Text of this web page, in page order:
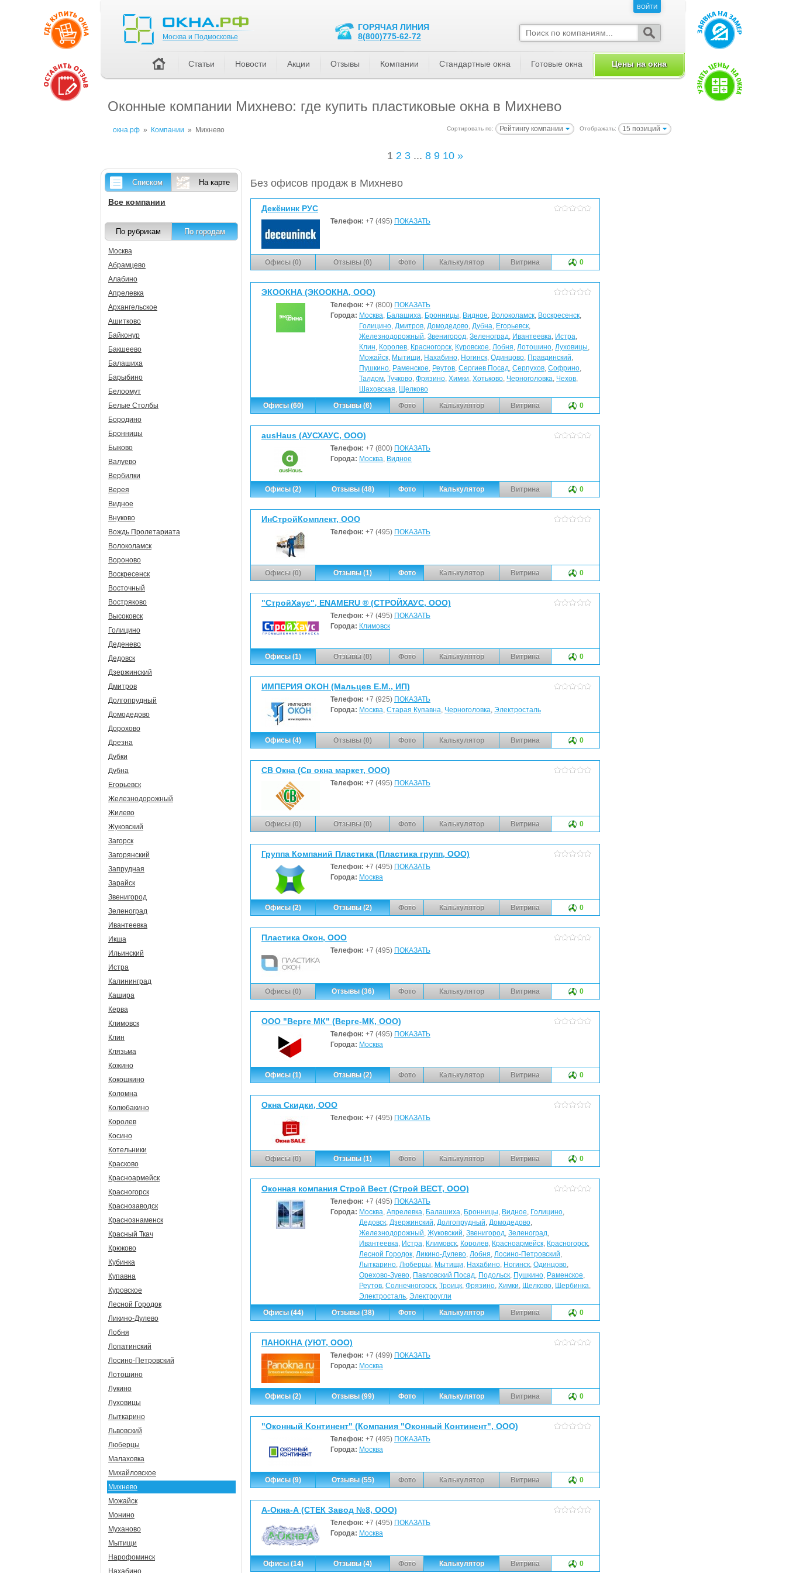
Оконные компании Михнево: где купить пластиковые окна в Михнево
Сортировать по: Рейтингу компании Отображать: 15 позиций
окна.рф » Компании » Михнево
1 2 3 ... 8 9 10 »
Без офисов продаж в Михнево
Декёнинк РУС
Телефон: +7 (495) ПОКАЗАТЬ
Офисы (0) Отзывы (0) Фото Калькулятор Витрина 0
ЭКООКНА (ЭКООКНА, ООО)
Телефон: +7 (800) ПОКАЗАТЬ
Города: Москва, Балашиха, Бронницы, Видное, Волоколамск, Воскресенск,
Голицино, Дмитров, Домодедово, Дубна, Егорьевск,
Железнодорожный, Звенигород, Зеленоград, Ивантеевка, Истра,
Клин, Королев, Красногорск, Куровское, Лобня, Лотошино, Луховицы,
Можайск, Мытищи, Нахабино, Ногинск, Одинцово, Правдинский,
Пушкино, Раменское, Реутов, Сергиев Посад, Серпухов, Софрино,
Талдом, Тучково, Фрязино, Химки, Хотьково, Черноголовка, Чехов,
Шаховская, Щелково
Офисы (60)
Отзывы (6) Фото Калькулятор Витрина 0
ausHaus (АУСХАУС, ООО)
Телефон: +7 (800) ПОКАЗАТЬ
Города: Москва, Видное
Офисы (2) Отзывы (48) Фото Калькулятор Витрина 0
ИнСтройКомплект, ООО
Телефон: +7 (495) ПОКАЗАТЬ
Офисы (0) Отзывы (1) Фото Калькулятор Витрина 0
"СтройХаус", ENAMERU ® (СТРОЙХАУС, ООО)
Телефон: +7 (495) ПОКАЗАТЬ
Города: Климовск
Офисы (1) Отзывы (0) Фото Калькулятор Витрина 0
ИМПЕРИЯ ОКОН (Мальцев Е.М., ИП)
Телефон: +7 (925) ПОКАЗАТЬ
Города: Москва, Старая Купавна, Черноголовка, Электросталь
Офисы (4) Отзывы (0) Фото Калькулятор Витрина 0
СВ Окна (Св окна маркет, ООО)
Телефон: +7 (495) ПОКАЗАТЬ
Офисы (0) Отзывы (0) Фото Калькулятор Витрина 0
Группа Компаний Пластика (Пластика групп, ООО)
Телефон: +7 (495) ПОКАЗАТЬ
Города: Москва
Офисы (2) Отзывы (2) Фото Калькулятор Витрина 0
Пластика Окон, ООО
Телефон: +7 (495) ПОКАЗАТЬ
Офисы (0) Отзывы (36) Фото Калькулятор Витрина 0
ООО "Верге МК" (Верге-МК, ООО)
Телефон: +7 (495) ПОКАЗАТЬ
Города: Москва
Офисы (1) Отзывы (2) Фото Калькулятор Витрина 0
Окна Скидки, ООО
Телефон: +7 (495) ПОКАЗАТЬ
Офисы (0) Отзывы (1) Фото Калькулятор Витрина 0
Оконная компания Строй Вест (Строй ВЕСТ, ООО)
Телефон: +7 (495) ПОКАЗАТЬ
Города: Москва, Апрелевка, Балашиха, Бронницы, Видное, Голицино,
Дедовск, Дзержинский, Долгопрудный, Домодедово,
Железнодорожный, Жуковский, Звенигород, Зеленоград,
Ивантеевка, Истра, Климовск, Королев, Красноармейск, Красногорск,
Лесной Городок, Ликино-Дулево, Лобня, Лосино-Петровский,
Лыткарино, Люберцы, Мытищи, Нахабино, Ногинск, Одинцово,
Орехово-Зуево, Павловский Посад, Подольск, Пушкино, Раменское,
Реутов, Солнечногорск, Троицк, Фрязино, Химки, Щелково, Щербинка,
Электросталь, Электроугли
Офисы (44)
Отзывы (38) Фото Калькулятор Витрина 0
ПАНОКНА (УЮТ, ООО)
Телефон: +7 (499) ПОКАЗАТЬ
Города: Москва
Офисы (2) Отзывы (99) Фото Калькулятор Витрина 0
"Oкoнный Koнтинeнт" (Компания "Оконный Континент", ООО)
Телефон: +7 (495) ПОКАЗАТЬ
Города: Москва
Офисы (9) Отзывы (55) Фото Калькулятор Витрина 0
А-Окна-А (СТЕК Завод №8, ООО)
Телефон: +7 (495) ПОКАЗАТЬ
Города: Москва
Офисы (14) Отзывы (4) Фото Калькулятор Витрина 0
Списком На карте
Все компании
По рубрикам По городам
Москва
Абрамцево
Алабино
Апрелевка
Архангельское
Ашитково
Байконур
Бакшеево
Балашиха
Барыбино
Белоомут
Белые Столбы
Бородино
Бронницы
Быково
Валуево
Вербилки
Верея
Видное
Внуково
Вождь Пролетариата
Волоколамск
Вороново
Воскресенск
Восточный
Востряково
Высоковск
Голицино
Деденево
Дедовск
Дзержинский
Дмитров
Долгопрудный
Домодедово
Дорохово
Дрезна
Дубки
Дубна
Егорьевск
Железнодорожный
Жилево
Жуковский
Загорск
Загорянский
Запрудная
Зарайск
Звенигород
Зеленоград
Ивантеевка
Икша
Ильинский
Истра
Калининград
Кашира
Керва
Климовск
Клин
Клязьма
Кожино
Кокошкино
Коломна
Колюбакино
Королев
Косино
Котельники
Красково
Красноармейск
Красногорск
Краснозаводск
Краснознаменск
Красный Ткач
Крюково
Кубинка
Купавна
Куровское
Лесной Городок
Ликино-Дулево
Лобня
Лопатинский
Лосино-Петровский
Лотошино
Лукино
Луховицы
Лыткарино
Львовский
Люберцы
Малаховка
Михайловское
Михнево
Можайск
Монино
Муханово
Мытищи
Нарофоминск
Нахабино
ВОЙТИ
Москва и Подмосковье
ГОРЯЧАЯ ЛИНИЯ
8(800)775-62-72
Статьи Новости Акции Отзывы Компании Стандартные окна Готовые окна Цены на окна
ВОЙТИ